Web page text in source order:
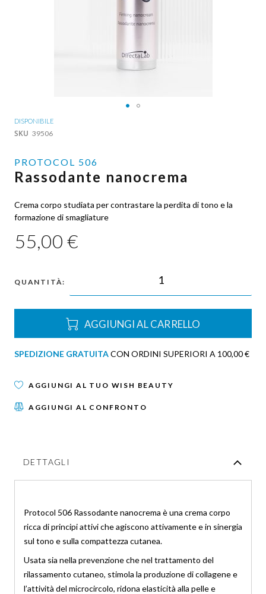
DISPONIBILE
SKU 39506
PROTOCOL 506
Rassodante nanocrema
Crema corpo studiata per contrastare la perdita di tono e la
formazione di smagliature
55,00 €
QUANTITÀ:
AGGIUNGI AL CARRELLO
SPEDIZIONE GRATUITACON ORDINI SUPERIORI A 100,00 €
AGGIUNGI AL TUO WISH BEAUTY
AGGIUNGI AL CONFRONTO
Vai
all'inizio
galleria
di
immagini
DETTAGLI
Protocol 506 Rassodante nanocrema è una crema corpo
ricca di principi attivi che agiscono attivamente e in sinergia
sul tono e sulla compattezza cutanea.
Usata sia nella prevenzione che nel trattamento del
rilassamento cutaneo, stimola la produzione di collagene e
l’attività del microcircolo, ridona elasticità alla pelle e